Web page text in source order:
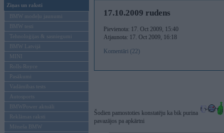
Ziņas un raksti
BMW modeļu jaunumi
BMW testi
Tehnoloģijas & sasniegumi
BMW Latvijā
MINI
Rolls-Royce
Pasākumi
Vadāmības tests
Autosports
BMWPower aktuāli
Reklāmas raksti
Mēneša BMW
17.10.2009 rudens
Pievienota: 17. Oct 2009, 15:40
Atjaunota: 17. Oct 2009, 16:18
Komentāri (22)
Šodien pamostoties konstatēju ka bik purina
pavazājos pa apkārtni